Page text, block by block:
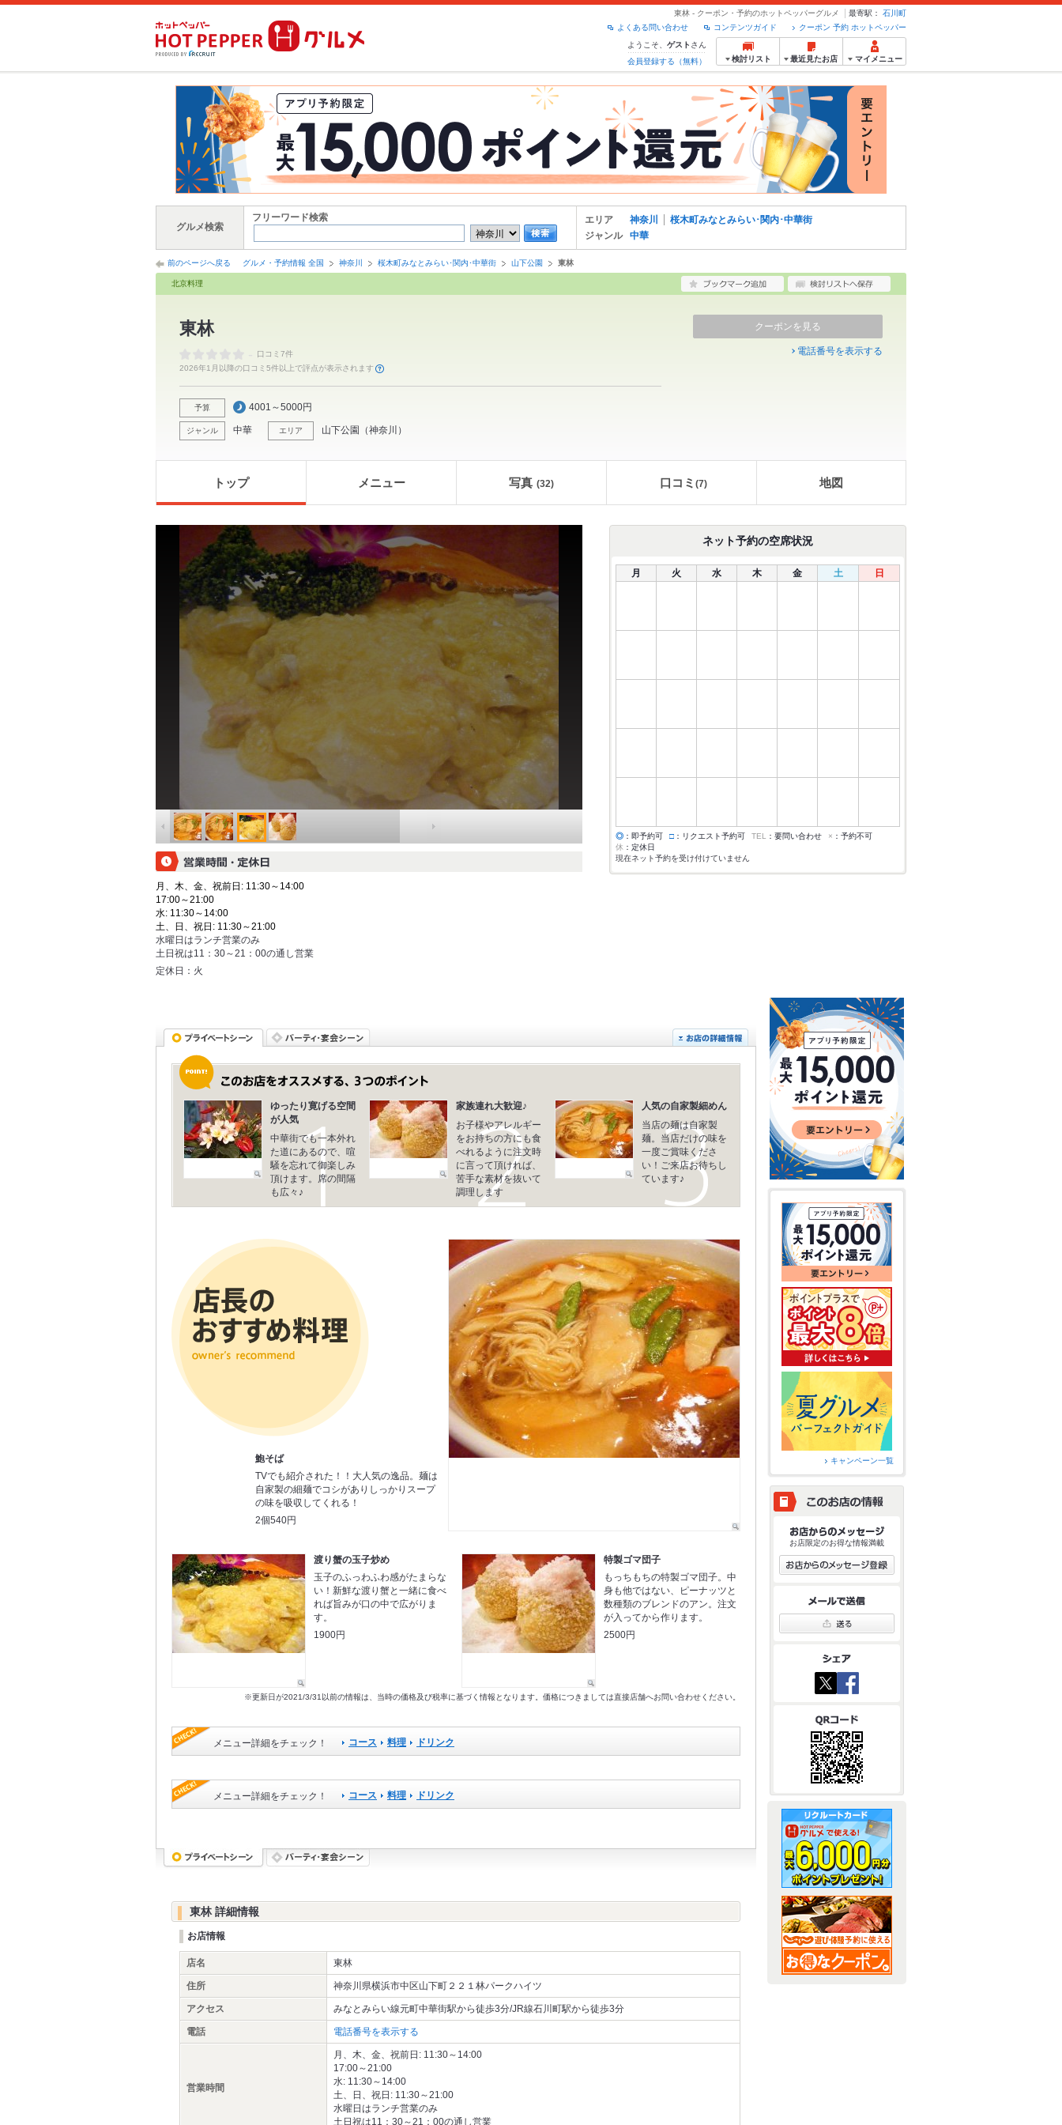
東林 - クーポン・予約のホットペッパーグルメ 最寄駅：
石川町
クーポン 予約 ホットペッパー
コンテンツガイド
よくある問い合わせ
ようこそ、 ゲスト さん
会員登録する（無料）
検討リスト 最近見たお店 マイメニュー
グルメ検索
フリーワード検索 エリア 神奈川
桜木町みなとみらい･関内･中華街
ジャンル
中華
前のページへ戻る グルメ・予約情報 全国 神奈川 桜木町みなとみらい･関内･中華街 山下公園 東林
北京料理
東林
口コミ7件
2026年1月以降の口コミ5件以上で評点が表示されます
予算 4001～5000円
ジャンル 中華 エリア 山下公園 （神奈川 ）
クーポンを見る
電話番号を表示する
トップ メニュー 写真 (32) 口コミ (7) 地図
月、木、金、祝前日: 11:30～14:00
17:00～21:00
水: 11:30～14:00
土、日、祝日: 11:30～21:00
水曜日はランチ営業のみ
土日祝は11：30～21：00の通し営業
定休日： 火
ネット予約の空席状況
月 火 水 木 金 土 日
◎ ：即予約可 □ ：リクエスト予約可 TEL ：要問い合わせ × ：予約不可
休 ：定休日
現在ネット予約を受け付けていません
ゆったり寛げる空間
が人気
中華街でも一本外れ
た道にあるので、喧
騒を忘れて御楽しみ
頂けます。席の間隔
も広々♪
家族連れ大歓迎♪
お子様やアレルギー
をお持ちの方にも食
べれるように注文時
に言って頂ければ、
苦手な素材を抜いて
調理します
人気の自家製細めん
当店の麺は自家製
麺。当店だけの味を
一度ご賞味くださ
い！ご来店お待ちし
ています♪
鮑そば
TVでも紹介された！！大人気の逸品。麺は
自家製の細麺でコシがありしっかりスープ
の味を吸収してくれる！
2個540円
渡り蟹の玉子炒め
玉子のふっわふわ感がたまらな
い！新鮮な渡り蟹と一緒に食べ
れば旨みが口の中で広がりま
す。
1900円
特製ゴマ団子
もっちもちの特製ゴマ団子。中
身も他ではない、ピーナッツと
数種類のブレンドのアン。注文
が入ってから作ります。
2500円
※更新日が2021/3/31以前の情報は、当時の価格及び税率に基づく情報となります。価格につきましては直接店舗へお問い合わせください。
メニュー詳細をチェック！ コース 料理 ドリンク
メニュー詳細をチェック！ コース 料理 ドリンク
東林 詳細情報
お店情報
店名 東林
住所 神奈川県横浜市中区山下町２２１林パークハイツ
アクセス みなとみらい線元町中華街駅から徒歩3分/JR線石川町駅から徒歩3分
電話 電話番号を表示する
営業時間
月、木、金、祝前日: 11:30～14:00
17:00～21:00
水: 11:30～14:00
土、日、祝日: 11:30～21:00
水曜日はランチ営業のみ
土日祝は11：30～21：00の通し営業
キャンペーン一覧
お店限定のお得な情報満載